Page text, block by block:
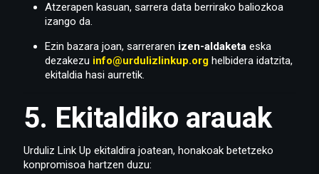
Atzerapen kasuan, sarrera data berrirako baliozkoa
izango da.
Ezin bazara joan, sarreraren izen-aldaketa eska
dezakezu info@urdulizlinkup.org helbidera idatzita,
ekitaldia hasi aurretik.
5. Ekitaldiko arauak
Urduliz Link Up ekitaldira joatean, honakoak betetzeko
konpromisoa hartzen duzu: